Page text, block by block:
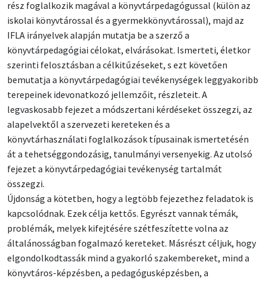
rész foglalkozik magával a könyvtárpedagógussal (külön az
iskolai könyvtárossal és a gyermekkönyvtárossal), majd az
IFLA irányelvek alapján mutatja be a szerző a
könyvtárpedagógiai célokat, elvárásokat. Ismerteti, életkor
szerinti felosztásban a célkitűzéseket, s ezt követően
bemutatja a könyvtárpedagógiai tevékenységek leggyakoribb
terepeinek idevonatkozó jellemzőit, részleteit. A
legvaskosabb fejezet a módszertani kérdéseket összegzi, az
alapelvektől a szervezeti kereteken és a
könyvtárhasználati foglalkozások típusainak ismertetésén
át a tehetséggondozásig, tanulmányi versenyekig. Az utolsó
fejezet a könyvtárpedagógiai tevékenység tartalmát
összegzi.
Újdonság a kötetben, hogy a legtöbb fejezethez feladatok is
kapcsolódnak. Ezek célja kettős. Egyrészt vannak témák,
problémák, melyek kifejtésére szétfeszítette volna az
általánosságban fogalmazó kereteket. Másrészt céljuk, hogy
elgondolkodtassák mind a gyakorló szakembereket, mind a
könyvtáros-képzésben, a pedagógusképzésben, a